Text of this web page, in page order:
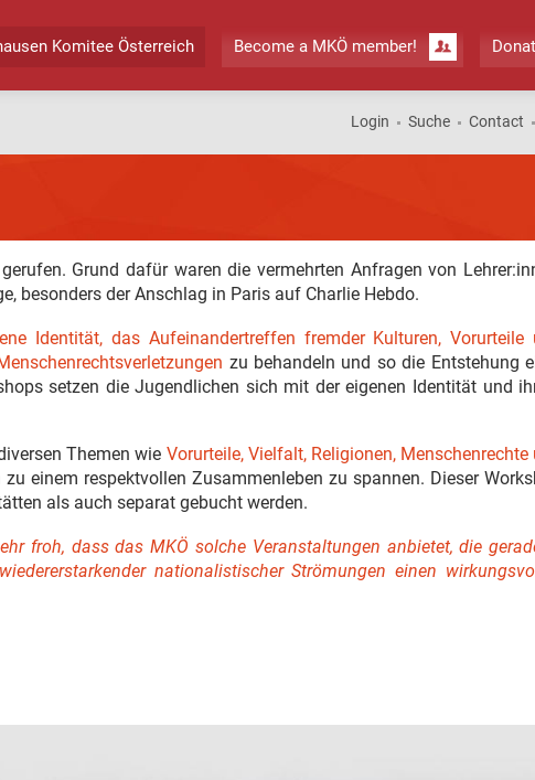
Komitee Österreich Become a MKÖ member!
Login Suche Contact
Grund dafür waren die vermehrten Anfragen von
besonders der Anschlag in Paris auf Charlie Hebdo.
Identität, das Aufeinandertreffen fremder Kulturen, Vorurteile
zu behandeln und so die Entstehung
setzen die Jugendlichen sich mit der eigenen Identität und
Themen wie Vorurteile, Vielfalt, Religionen, Menschenrechte
einem respektvollen Zusammenleben zu spannen. Dieser
als auch separat gebucht werden.
froh, dass das MKÖ solche Veranstaltungen anbietet, die
nationalistischer Strömungen einen